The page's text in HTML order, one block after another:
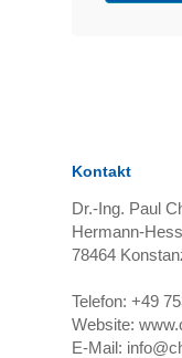
Kontakt
Dr.-Ing. Paul
Hermann-
78464
Telefon: +49
Website:
E-Mail: